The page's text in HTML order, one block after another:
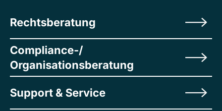
Rechtsberatung
Compliance-/
Organisationsberatung
Support & Service